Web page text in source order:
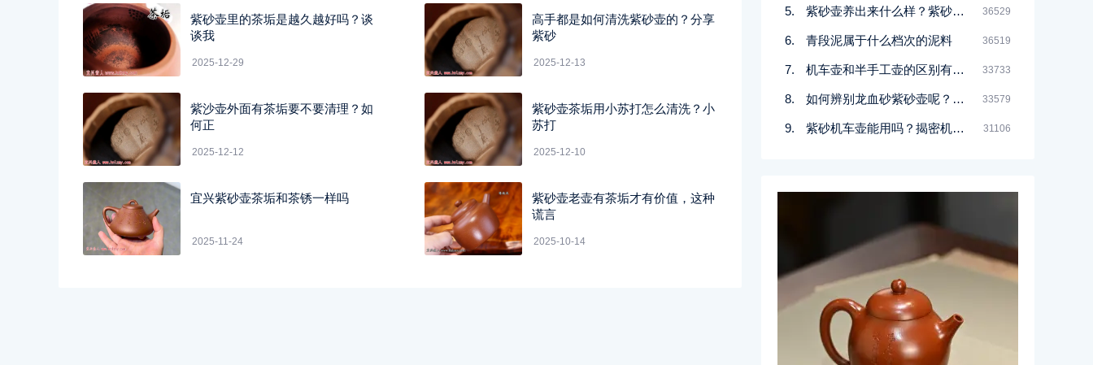
紫砂壶里的茶垢是越久越好吗？谈
谈我
2025-12-29
高手都是如何清洗紫砂壶的？分享
紫砂
2025-12-13
紫沙壶外面有茶垢要不要清理？如
何正
2025-12-12
紫砂壶茶垢用小苏打怎么清洗？小
苏打
2025-12-10
宜兴紫砂壶茶垢和茶锈一样吗
2025-11-24
紫砂壶老壶有茶垢才有价值，这种
谎言
2025-10-14
紫砂壶养出来什么样？紫砂壶包浆前后对比图鉴赏 36529
青段泥属于什么档次的泥料 36519
机车壶和半手工壶的区别有哪些 33733
如何辨别龙血砂紫砂壶呢？记住一点 33579
紫砂机车壶能用吗？揭密机车壶的真实面目 31106